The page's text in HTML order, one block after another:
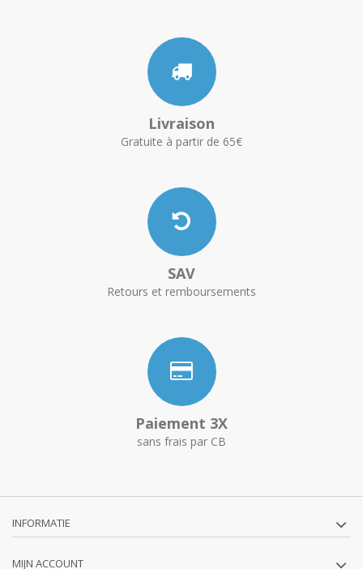
Livraison
Gratuite à partir de 65€
SAV
Retours et remboursements
Paiement 3X
sans frais par CB
INFORMATIE
MIJN ACCOUNT